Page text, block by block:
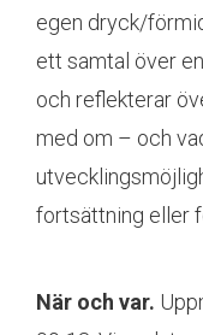
egen dryck/
ett samtal över
och reflekterar
med om – och
fortsättning eller
När och var.